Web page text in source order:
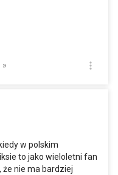
w polskim
to jako wieloletni fan
nie ma bardziej